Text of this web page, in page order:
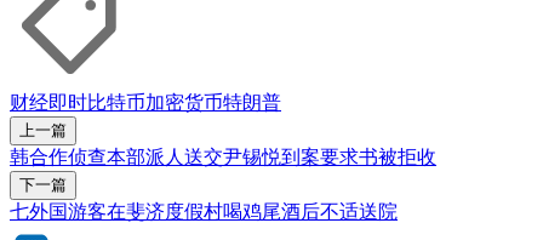
财经即时比特币加密货币特朗普
上一篇
韩合作侦查本部派人送交尹锡悦到案要求书被拒收
下一篇
七外国游客在斐济度假村喝鸡尾酒后不适送院